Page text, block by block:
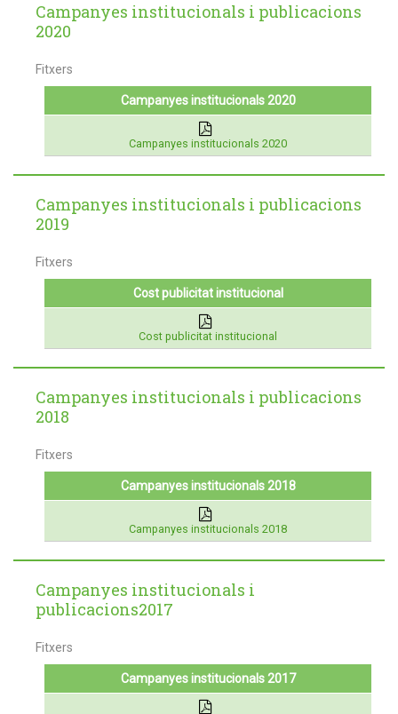
Campanyes institucionals i publicacions
2020
Fitxers
Campanyes institucionals 2020
Campanyes institucionals 2020
Campanyes institucionals i publicacions
2019
Fitxers
Cost publicitat institucional
Cost publicitat institucional
Campanyes institucionals i publicacions
2018
Fitxers
Campanyes institucionals 2018
Campanyes institucionals 2018
Campanyes institucionals i
publicacions2017
Fitxers
Campanyes institucionals 2017